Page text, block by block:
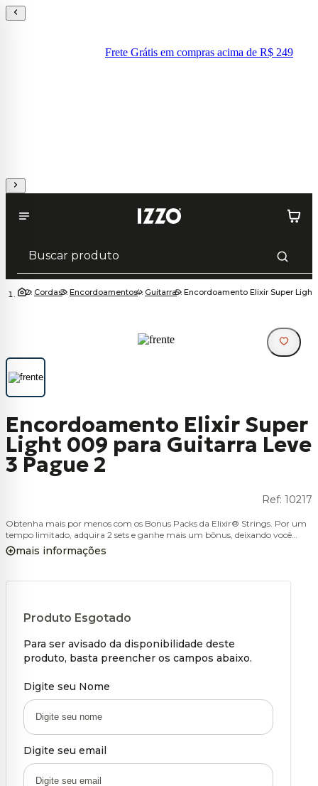
Frete Grátis em compras acima de R$ 249
Cordas Encordoamentos Guitarra Encordoamento Elixir Super
Encordoamento Elixir Super
Light 009 para Guitarra Leve
3 Pague 2
Ref: 10217
Obtenha mais por menos com os Bonus Packs da Elixir® Strings. Por um
tempo limitado, adquira 2 sets e ganhe mais um bônus, deixando você
pronto para tocar por um longo, longo e longo tempo.
mais informações
Produto Esgotado
Para ser avisado da disponibilidade deste
produto, basta preencher os campos abaixo.
Digite seu Nome
Digite seu email